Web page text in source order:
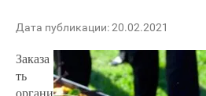
Дата публикации: 20.02.2021
Заказа
ть
органи